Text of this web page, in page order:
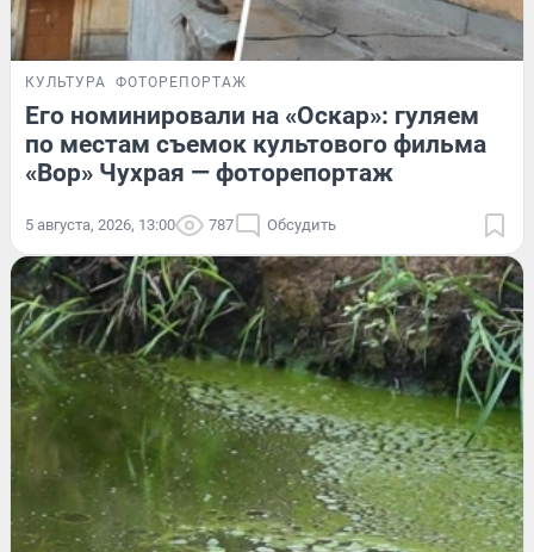
КУЛЬТУРА ФОТОРЕПОРТАЖ
Его номинировали на «Оскар»: гуляем
по местам съемок культового фильма
«Вор» Чухрая — фоторепортаж
5 августа, 2026, 13:00 787 Обсудить